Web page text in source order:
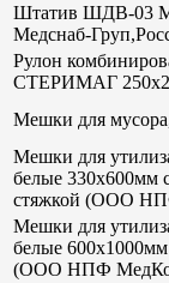
Штатив ШДВ-03
Медснаб-
Рулон
СТЕРИМАГ
Мешки для
Мешки для
белые 330х600мм
стяжкой (ООО
Мешки для
белые
(ООО НПФ